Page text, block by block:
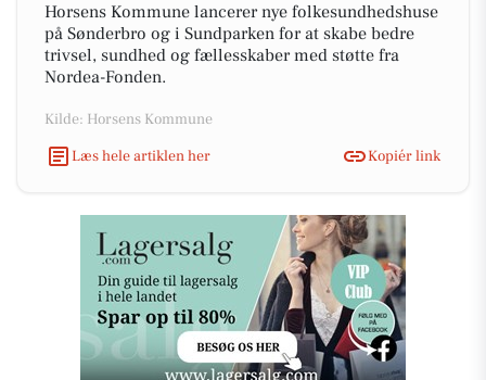
Horsens Kommune lancerer nye folkesundhedshuse
på Sønderbro og i Sundparken for at skabe bedre
trivsel, sundhed og fællesskaber med støtte fra
Nordea-Fonden.
Kilde: Horsens Kommune
Læs hele artiklen her
Kopiér link